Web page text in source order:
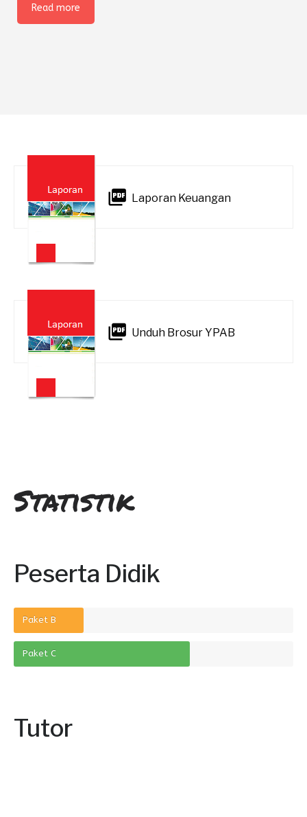
Read more
Laporan Keuangan
Unduh Brosur YPAB
Statistik
Peserta Didik
Paket B
Paket C
Tutor